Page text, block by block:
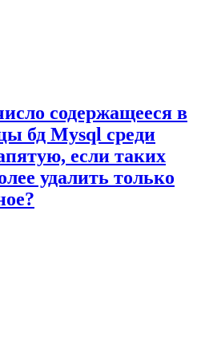
содержащееся в
бд Mysql среди
если таких
удалить только